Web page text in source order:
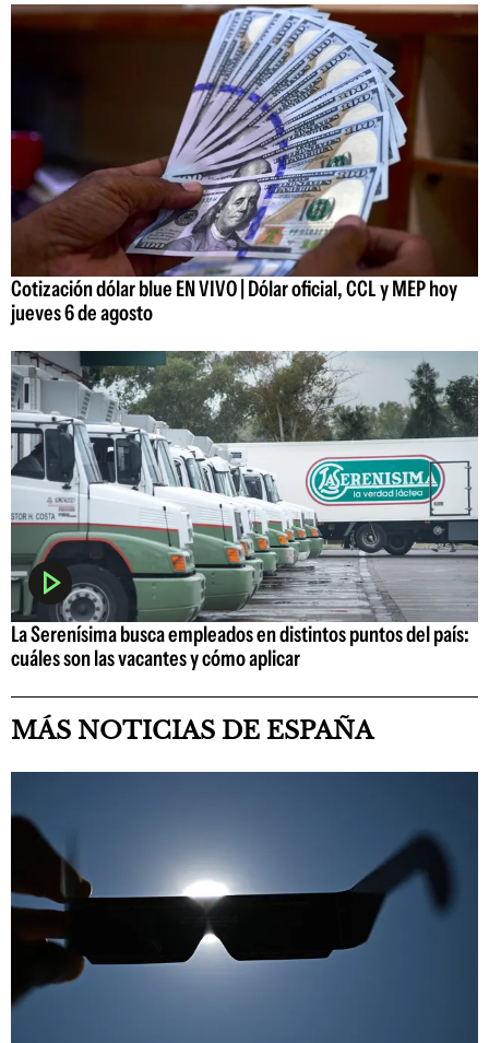
Cotización dólar blue EN VIVO | Dólar oficial, CCL y MEP hoy
jueves 6 de agosto
La Serenísima busca empleados en distintos puntos del país:
cuáles son las vacantes y cómo aplicar
MÁS NOTICIAS DE ESPAÑA